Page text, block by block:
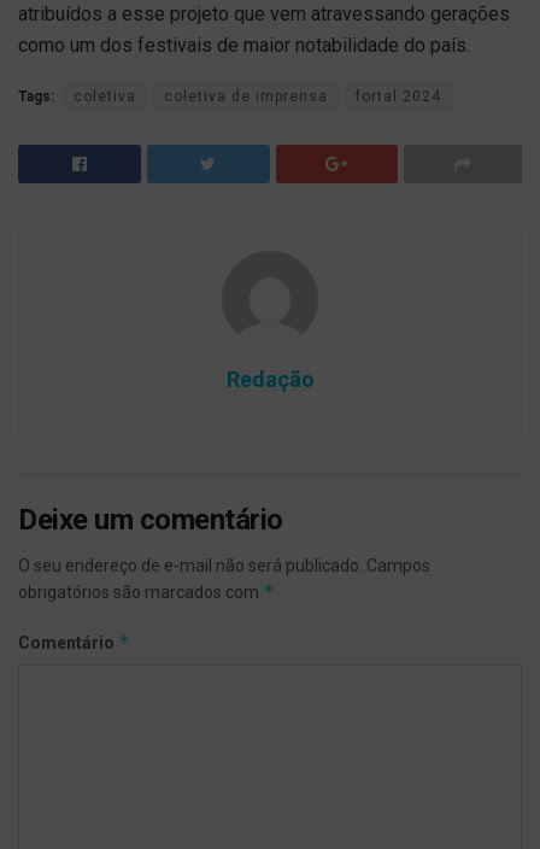
atribuídos a esse projeto que vem atravessando gerações
como um dos festivais de maior notabilidade do país.
Tags: coletiva coletiva de imprensa fortal 2024
Redação
Deixe um comentário
O seu endereço de e-mail não será publicado. Campos
obrigatórios são marcados com *
Comentário *